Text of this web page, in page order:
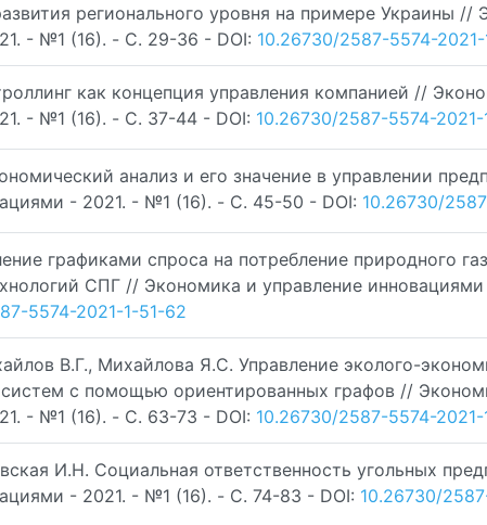
регионального уровня на примере Украины //
- №1 (16). - C. 29-36 - DOI: 10.26730/2587-5574-
как концепция управления компанией //
- №1 (16). - C. 37-44 - DOI: 10.26730/2587-5574-
анализ и его значение в управлении
- 2021. - №1 (16). - C. 45-50 - DOI: 10.26730/
графиками спроса на потребление природного
СПГ // Экономика и управление
5574-2021-1-51-62
В.Г., Михайлова Я.С. Управление эколого-
с помощью ориентированных графов //
- №1 (16). - C. 63-73 - DOI: 10.26730/2587-5574-
И.Н. Социальная ответственность угольных
- 2021. - №1 (16). - C. 74-83 - DOI: 10.26730/